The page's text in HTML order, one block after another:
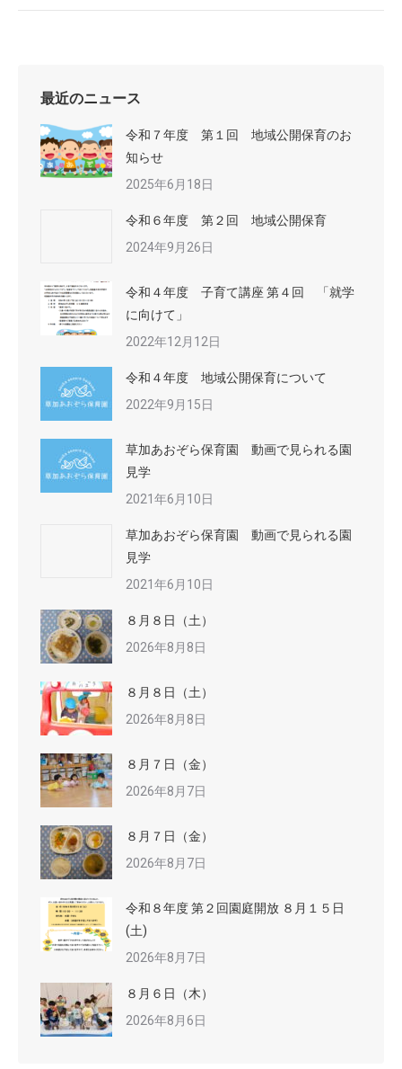
最近のニュース
令和７年度 第１回 地域公開保育のお
知らせ
2025年6月18日
令和６年度 第２回 地域公開保育
2024年9月26日
令和４年度 子育て講座 第４回 「就学
に向けて」
2022年12月12日
令和４年度 地域公開保育について
2022年9月15日
草加あおぞら保育園 動画で見られる園
見学
2021年6月10日
草加あおぞら保育園 動画で見られる園
見学
2021年6月10日
８月８日（土）
2026年8月8日
８月８日（土）
2026年8月8日
８月７日（金）
2026年8月7日
８月７日（金）
2026年8月7日
令和８年度 第２回園庭開放 ８月１５日
(土)
2026年8月7日
８月６日（木）
2026年8月6日